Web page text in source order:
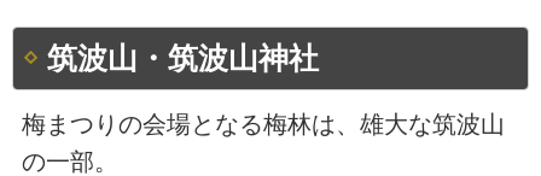
筑波山・筑波山神社
梅まつりの会場となる梅林は、雄大な筑波山
の一部。